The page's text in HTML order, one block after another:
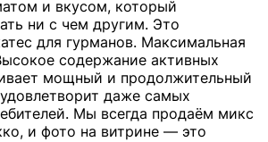
и вкусом, который
ни с чем другим. Это
для гурманов. Максимальная
содержание активных
мощный и продолжительный
даже самых
Мы всегда продаём микс
и фото на витрине — это